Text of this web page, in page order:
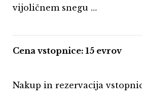
vijoličnem snegu …
Cena vstopnice: 15 evrov
Nakup in rezervacija